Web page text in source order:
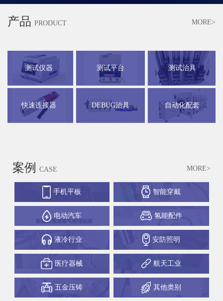
产品 PRODUCT MORE>
测试仪器 测试平台 测试治具
快速连接器 DEBUG治具 自动化配套
案例 CASE MORE>
手机平板 智能穿戴
电动汽车 氢能配件
液冷行业 安防照明
医疗器械 航天工业
五金压铸 其他类别